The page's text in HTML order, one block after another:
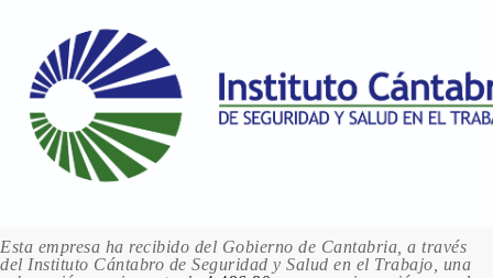
Esta empresa ha recibido del Gobierno de Cantabria, a través
del Instituto Cántabro de Seguridad y Salud en el Trabajo, una